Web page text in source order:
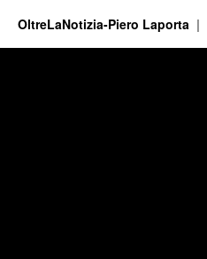
OltreLaNotizia-Piero Laporta